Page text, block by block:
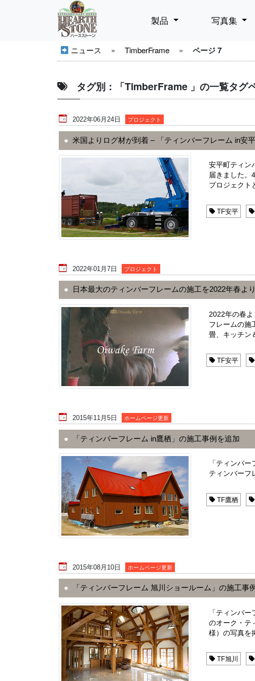
製品 写真集
ニュース » TimberFrame» ページ 7
タグ別：「TimberFrame 」の一覧タグ
2022年06月24日 プロジェクト
米国よりログ材が到着 – 「ティンバーフレーム in安平
安平町ティン
届きました。
プロジェクト
TF安平
2022年01月7日 プロジェクト
日本最大のティンバーフレームの施工を2022年春よ
2022年の春
フレームの施
畳、キッチン
TF安平
2015年11月5日 ホームページ更新
「ティンバーフレーム in鷹栖」の施工事例を追加
「ティンバ
ティンバーフ
TF鷹栖
2015年08月10日 ホームページ更新
「ティンバーフレーム 旭川ショールーム」の施工事
「ティンバ
のオーク・テ
様）の写真を
TF旭川